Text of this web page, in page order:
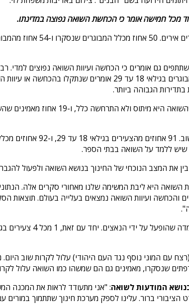
מכל חמישה אומר כי הכחשת השואה נפוצה במדינתו.
גם אומרים כי הכחשה ועיוות השואה נפוצים למדי.
הגבוהה ביותר.
הסקר הראה כי 9 אחוזים מהמבוגרים
במקביל, המשיבים מסכימים
המצב הנוכחי של החינוך בנושא השואה ולפעול
השואה היא ליבת המשימה שלנו מאחורי סקרים אלה.
ועיוות השואה נמצאים בעלייה בעולם. תוצאות
עם המוני נוסף נגד העם היהודי) עלול לקרות שוב
המודעות לשואה
המנדט הציבורי ברור. עלינו לספק מערכת חינוך שתתמוך